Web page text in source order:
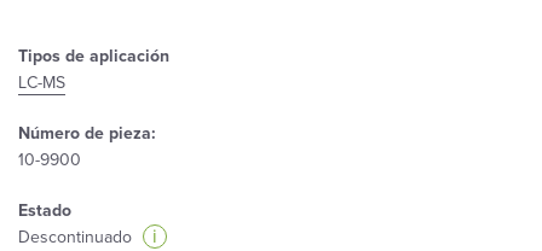
Tipos de aplicación
LC-MS
Número de pieza:
10-9900
Estado
Descontinuado
i